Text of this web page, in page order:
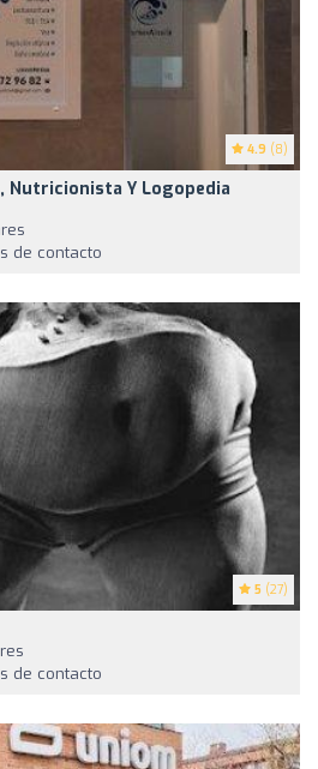
4.9 (8)
Nutricionista Y Logopedia
de contacto
5 (27)
de contacto